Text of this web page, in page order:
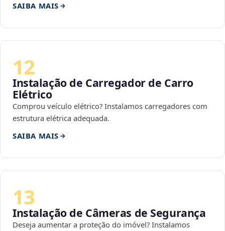
SAIBA MAIS
12
Instalação de Carregador de Carro
Elétrico
Comprou veículo elétrico? Instalamos carregadores com
estrutura elétrica adequada.
SAIBA MAIS
13
Instalação de Câmeras de Segurança
Deseja aumentar a proteção do imóvel? Instalamos